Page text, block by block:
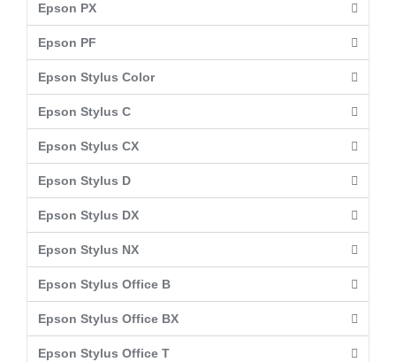
Epson PX
Epson PF
Epson Stylus Color
Epson Stylus C
Epson Stylus CX
Epson Stylus D
Epson Stylus DX
Epson Stylus NX
Epson Stylus Office B
Epson Stylus Office BX
Epson Stylus Office T